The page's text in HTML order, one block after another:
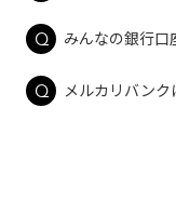
みんなの銀行口
メルカリバン